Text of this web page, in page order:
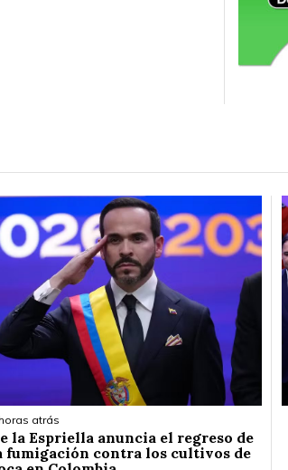
atrás
la Espriella anuncia el regreso de
fumigación contra los cultivos de